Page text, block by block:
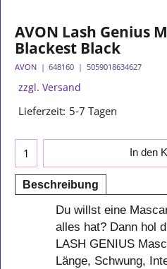
AVON Lash Genius
Blackest Black
AVON 648160 5059018634627
zzgl. Versand
Lieferzeit: 5-7 Tagen
In den
Beschreibung
Du willst eine
alles hat? Dann hol
LASH GENIUS
Länge, Schwung,